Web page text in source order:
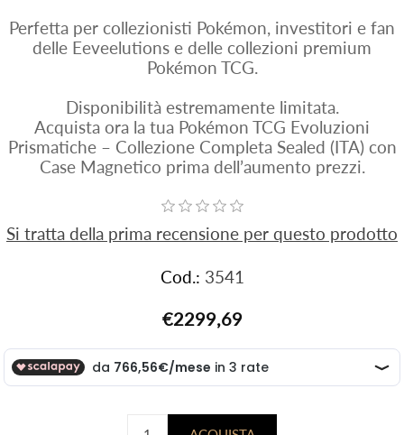
Perfetta per collezionisti Pokémon, investitori e fan
delle Eeveelutions e delle collezioni premium
Pokémon TCG.
Disponibilità estremamente limitata.
Acquista ora la tua Pokémon TCG Evoluzioni
Prismatiche – Collezione Completa Sealed (ITA) con
Case Magnetico prima dell’aumento prezzi.
Si tratta della prima recensione per questo prodotto
Cod.: 3541
€2299,69